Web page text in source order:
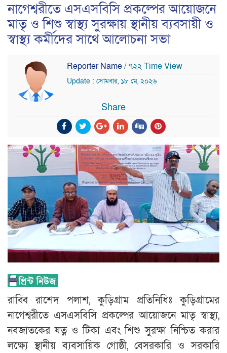
নাগেশ্বরীতে এসএসবিসি প্রকল্পের আয়োজনে
মাতৃ ও শিশু স্বাস্থ্য সুরক্ষায় স্থানীয় ব্যবসায়ী ও
স্বাস্থ্য কর্মীদের সাথে আলোচনা সভা
Reporter Name/ ৭২২ Time View
Update : সোমবার, ১৮ মে, ২০২৬
Share
রাব্বি রাশেদ পলাশ, কুড়িগ্রাম প্রতিনিধিঃ কুড়িগ্রামের
নাগেশ্বরীতে এসএসবিসি প্রকল্পের আয়োজনে মাতৃ স্বাস্থ্য,
নবজাতকের যত্ন ও টিকা এবং শিশু সুরক্ষা নিশ্চিত করার
লক্ষ্যে স্থানীয় ব্যবসায়িক গোষ্ঠী, বেসরকারি ও সরকারি